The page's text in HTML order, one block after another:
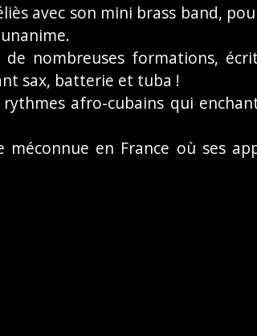
avec son mini brass band,
nombreuses formations,
sax, batterie et tuba !
afro-cubains qui
en France où ses